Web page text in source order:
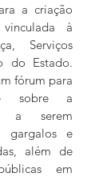
a criação
à
Serviços
do Estado.
fórum para
sobre a
a serem
gargalos e
além de
em